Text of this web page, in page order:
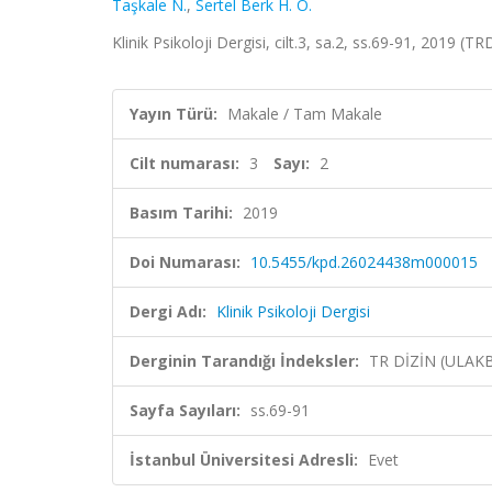
Taşkale N., Sertel Berk H. Ö.
Klinik Psikoloji Dergisi, cilt.3, sa.2, ss.69-91, 2019
Yayın Türü: Makale / Tam Makale
Cilt numarası: 3 Sayı: 2
Basım Tarihi: 2019
Doi Numarası: 10.5455/kpd.26024438m000015
Dergi Adı: Klinik Psikoloji Dergisi
Derginin Tarandığı İndeksler: TR DİZİN
Sayfa Sayıları: ss.69-91
İstanbul Üniversitesi Adresli: Evet